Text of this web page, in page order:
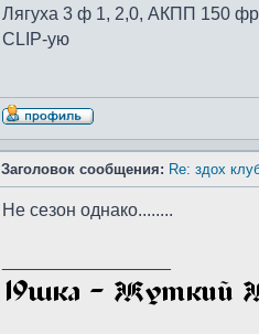
Лягуха 3 ф 1, 2,0, АКПП 150
CLIP-ую
Заголовок сообщения: Re: здох
Не сезон однако........